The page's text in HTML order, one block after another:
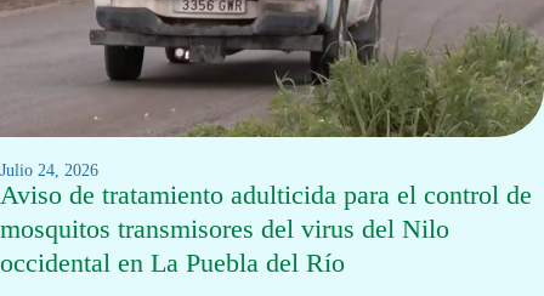
julio 24, 2026
Aviso de tratamiento adulticida para el control de
mosquitos transmisores del virus del Nilo
occidental en La Puebla del Río